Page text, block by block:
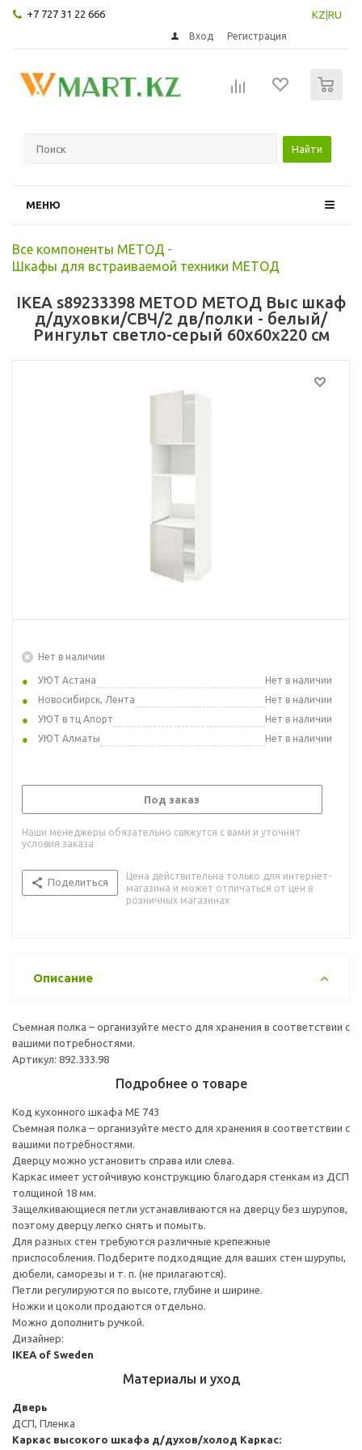
+7 727 31 22 666 KZ RU
Вход Регистрация
Найти
МЕНЮ
Все компоненты МЕТОД -
Шкафы для встраиваемой техники МЕТОД
IKEA s89233398 METOD МЕТОД Выс шкаф
д/духовки/СВЧ/2 дв/полки - белый/
Рингульт светло-серый 60x60x220 см
Нет в наличии
УЮТ Астана
Нет в наличии
Новосибирск, Лента
Нет в наличии
УЮТ в тц Апорт
Нет в наличии
УЮТ Алматы
Нет в наличии
Под заказ
Наши менеджеры обязательно свяжутся с вами и уточнят
условия заказа
Поделиться
Цена действительна только для интернет-
магазина и может отличаться от цен в
розничных магазинах
Описание
Съемная полка – организуйте место для хранения в соответствии с
вашими потребностями.
Артикул: 892.333.98
Подробнее о товаре
Код кухонного шкафа ME 743
Съемная полка – организуйте место для хранения в соответствии с
вашими потребностями.
Дверцу можно установить справа или слева.
Каркас имеет устойчивую конструкцию благодаря стенкам из ДСП
толщиной 18 мм.
Защелкивающиеся петли устанавливаются на дверцу без шурупов,
поэтому дверцу легко снять и помыть.
Для разных стен требуются различные крепежные
приспособления. Подберите подходящие для ваших стен шурупы,
дюбели, саморезы и т. п. (не прилагаются).
Петли регулируются по высоте, глубине и ширине.
Ножки и цоколи продаются отдельно.
Можно дополнить ручкой.
Дизайнер:
IKEA of Sweden
Материалы и уход
Дверь
ДСП, Пленка
Каркас высокого шкафа д/духов/холод Каркас: